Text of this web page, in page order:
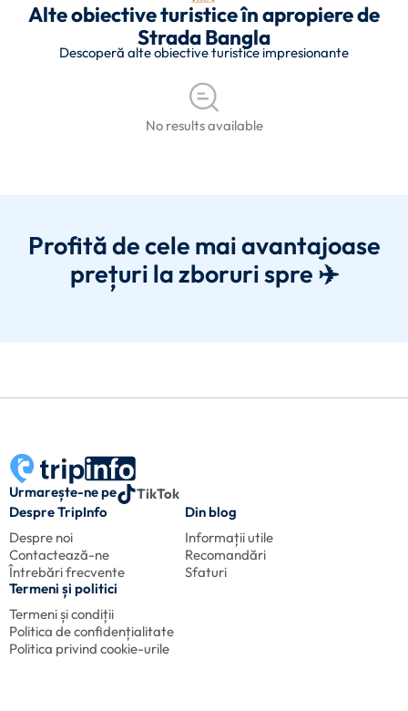
Alte obiective turistice în apropiere de
Strada Bangla
Descoperă alte obiective turistice impresionante
No results available
Profită de cele mai avantajoase
prețuri la zboruri spre ✈️
Urmarește-ne pe
TikTok
Despre TripInfo
Despre noi
Contactează-ne
Întrebări frecvente
Din blog
Informații utile
Recomandări
Sfaturi
Termeni și politici
Termeni și condiții
Politica de confidențialitate
Politica privind cookie-urile